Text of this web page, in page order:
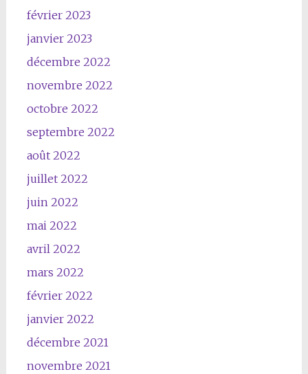
février 2023
janvier 2023
décembre 2022
novembre 2022
octobre 2022
septembre 2022
août 2022
juillet 2022
juin 2022
mai 2022
avril 2022
mars 2022
février 2022
janvier 2022
décembre 2021
novembre 2021